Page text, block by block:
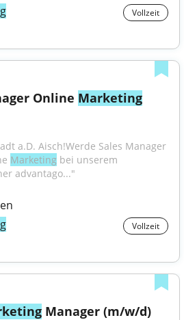
Vollzeit
Online Marketing
a.D. Aisch!Werde Sales Manager
Marketing bei unserem
advantago..."
Vollzeit
Manager (m/w/d)